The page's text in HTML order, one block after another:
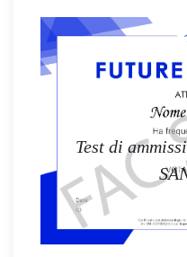
Test di